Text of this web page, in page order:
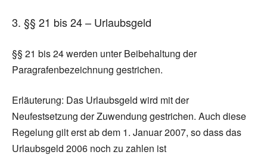
3. §§ 21 bis 24 – Urlaubsgeld
§§ 21 bis 24 werden unter Beibehaltung der
Paragrafenbezeichnung gestrichen.
Erläuterung: Das Urlaubsgeld wird mit der
Neufestsetzung der Zuwendung gestrichen. Auch diese
Regelung gilt erst ab dem 1. Januar 2007, so dass das
Urlaubsgeld 2006 noch zu zahlen ist